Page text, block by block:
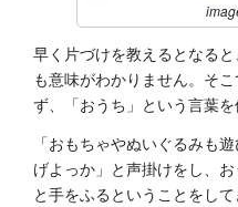
早く片づけを教えるとなる
も意味がわかりません。そ
ず、「おうち」という言葉を
「おもちゃやぬいぐるみも
げよっか」と声掛けをし、
と手をふるということをして